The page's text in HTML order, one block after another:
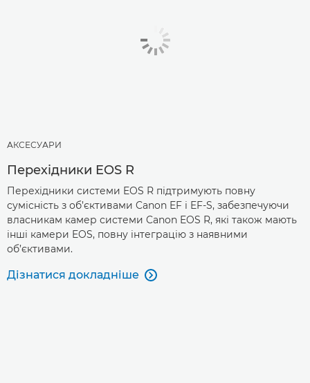
АКСЕСУАРИ
Перехідники EOS R
Перехідники системи EOS R підтримують повну
сумісність з об’єктивами Canon EF і EF-S, забезпечуючи
власникам камер системи Canon EOS R, які також мають
інші камери EOS, повну інтеграцію з наявними
об’єктивами.
Дізнатися докладніше 